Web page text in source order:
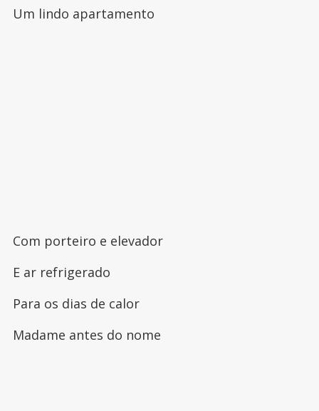
Um lindo apartamento
Com porteiro e elevador
E ar refrigerado
Para os dias de calor
Madame antes do nome